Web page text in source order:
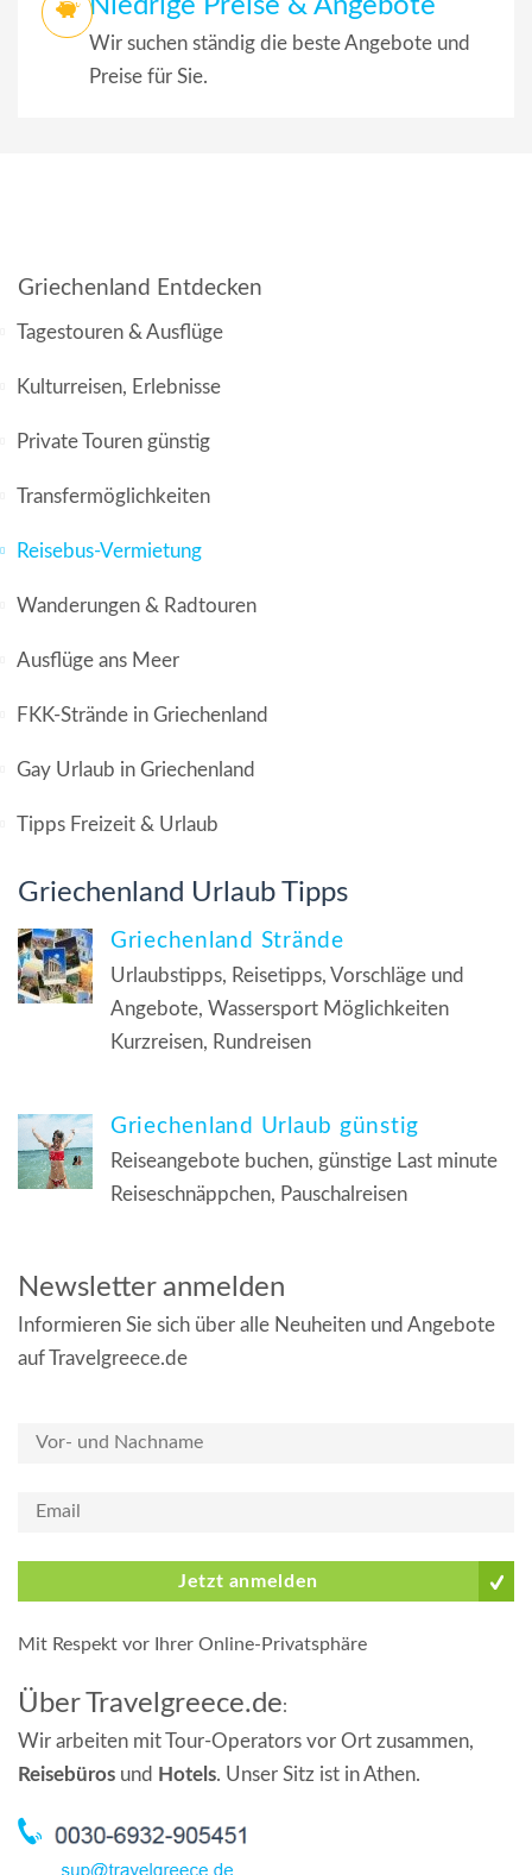
Niedrige Preise & Angebote
Wir suchen ständig die beste Angebote und
Preise für Sie.
Griechenland Entdecken
Tagestouren & Ausflüge
Kulturreisen, Erlebnisse
Private Touren günstig
Transfermöglichkeiten
Reisebus-Vermietung
Wanderungen & Radtouren
Ausflüge ans Meer
FKK-Strände in Griechenland
Gay Urlaub in Griechenland
Tipps Freizeit & Urlaub
Griechenland Urlaub Tipps
Griechenland Strände
Urlaubstipps, Reisetipps, Vorschläge und
Angebote, Wassersport Möglichkeiten
Kurzreisen, Rundreisen
Griechenland Urlaub günstig
Reiseangebote buchen, günstige Last minute
Reiseschnäppchen, Pauschalreisen
Newsletter anmelden
Informieren Sie sich über alle Neuheiten und Angebote
auf Travelgreece.de
Jetzt anmelden
Mit Respekt vor Ihrer Online-Privatsphäre
Über Travelgreece.de:
Wir arbeiten mit Tour-Operators vor Ort zusammen,
Reisebüros und Hotels. Unser Sitz ist in Athen.